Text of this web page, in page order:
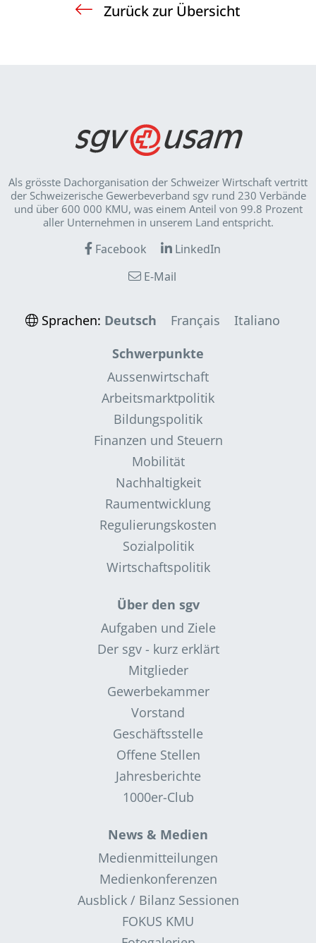
Zurück zur Übersicht
Als grösste Dachorganisation der Schweizer Wirt­schaft vertritt
der Schweizerische Gewerbeverband sgv rund 230 Verbände
und über 600 000 KMU, was einem Anteil von 99.8 Prozent
aller Unternehmen in unserem Land entspricht.
Facebook
LinkedIn
E-Mail
Sprachen: Deutsch Français
Italiano
Schwerpunkte
Aussenwirtschaft
Arbeitsmarktpolitik
Bildungspolitik
Finanzen und Steuern
Mobilität
Nachhaltigkeit
Raumentwicklung
Regulierungskosten
Sozialpolitik
Wirtschaftspolitik
Über den sgv
Aufgaben und Ziele
Der sgv - kurz erklärt
Mitglieder
Gewerbekammer
Vorstand
Geschäftsstelle
Offene Stellen
Jahresberichte
1000er-Club
News & Medien
Medienmitteilungen
Medienkonferenzen
Ausblick / Bilanz Sessionen
FOKUS KMU